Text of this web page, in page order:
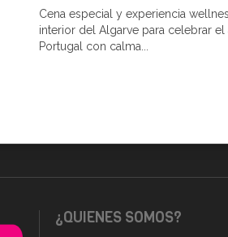
Cena especial y experiencia
interior del Algarve para celebrar el
Portugal con calma...
¿QUIENES SOMOS?